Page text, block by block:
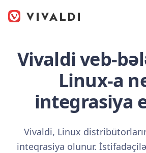
Vivaldi veb-
Linux-a
integrasiya
Vivaldi, Linux
inteqrasiya olunur.